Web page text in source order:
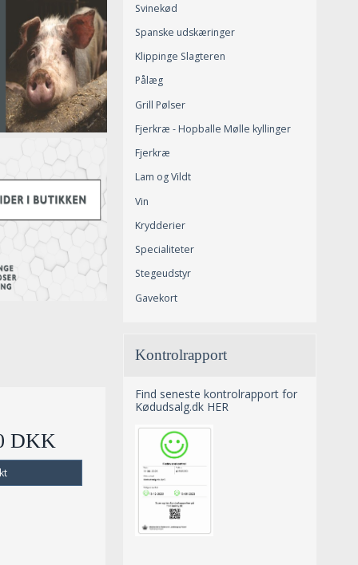
DKK
Svinekød
Spanske udskæringer
Klippinge Slagteren
Pålæg
Grill Pølser
Fjerkræ - Hopballe Mølle kyllinger
Fjerkræ
Lam og Vildt
Vin
Krydderier
Specialiteter
Stegeudstyr
Gavekort
Kontrolrapport
Find seneste kontrolrapport for
Kødudsalg.dk HER